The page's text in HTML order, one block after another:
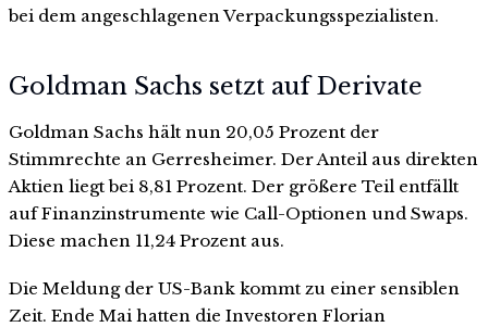
bei dem angeschlagenen Verpackungsspezialisten.
Goldman Sachs setzt auf Derivate
Goldman Sachs hält nun 20,05 Prozent der
Stimmrechte an Gerresheimer. Der Anteil aus direkten
Aktien liegt bei 8,81 Prozent. Der größere Teil entfällt
auf Finanzinstrumente wie Call-Optionen und Swaps.
Diese machen 11,24 Prozent aus.
Die Meldung der US-Bank kommt zu einer sensiblen
Zeit. Ende Mai hatten die Investoren Florian